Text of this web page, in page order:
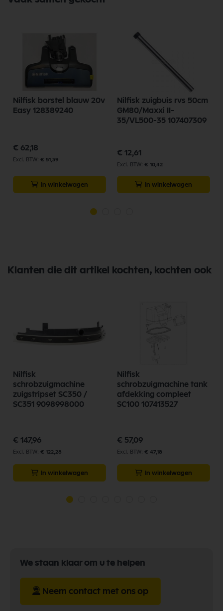
Nilfisk borstel blauw 20v
Easy 128389240
€ 62,18
€ 51,39
In winkelwagen
Nilfisk zuigbuis rvs 50cm
GM80/Maxxi II-
35/VL500-35 107407309
€ 12,61
€ 10,42
In winkelwagen
Klanten die dit artikel kochten, kochten ook
Nilfisk
schrobzuigmachine
zuigstripset SC350 /
SC351 9098998000
€ 147,96
€ 122,28
In winkelwagen
Nilfisk
schrobzuigmachine tank
afdekking compleet
SC100 107413527
€ 57,09
€ 47,18
In winkelwagen
We staan klaar om u te helpen
Neem contact met ons op